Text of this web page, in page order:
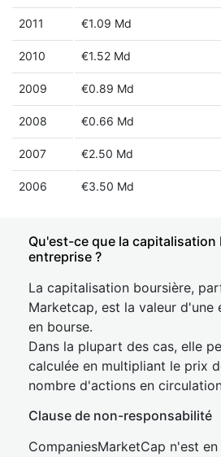
2011 €1.09 Md
2010 €1.52 Md
2009 €0.89 Md
2008 €0.66 Md
2007 €2.50 Md
2006 €3.50 Md
Qu'est-ce que la capitalisation
entreprise ?
La capitalisation boursière,
Marketcap, est la valeur d'une
en bourse.
Dans la plupart des cas, elle
calculée en multipliant le prix
nombre d'actions en
Clause de non-responsabilité
CompaniesMarketCap n'est